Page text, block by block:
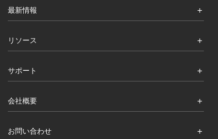
最新情報
リソース
サポート
会社概要
お問い合わせ